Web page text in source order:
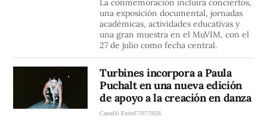
La conmemoración incluirá conciertos,
una exposición documental, jornadas
académicas, actividades educativas y
una gran muestra en el MuVIM, con el
27 de julio como fecha central.
Turbines incorpora a Paula
Puchalt en una nueva edición
de apoyo a la creación en danza
Castelló Extra17/07/2026